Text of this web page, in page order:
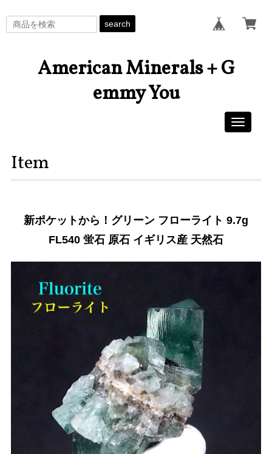
search
American Minerals + G
emmy You
Toggle
Item
新ポケットから！グリーン フローライト 9.7g
FL540 蛍石 原石 イギリス産 天然石